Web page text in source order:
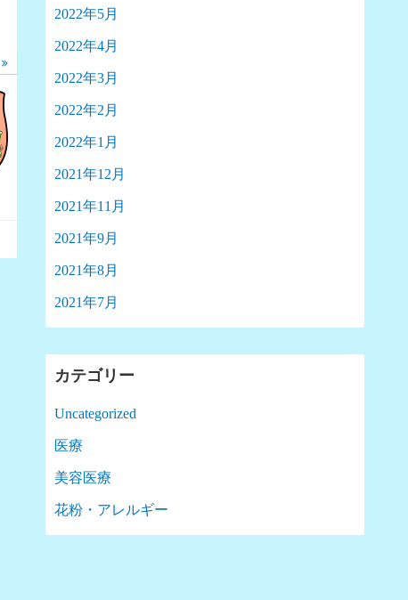
2022年5月
2022年4月
2022年3月
2022年2月
2022年1月
2021年12月
2021年11月
2021年9月
2021年8月
2021年7月
カテゴリー
Uncategorized
医療
美容医療
花粉・アレルギー